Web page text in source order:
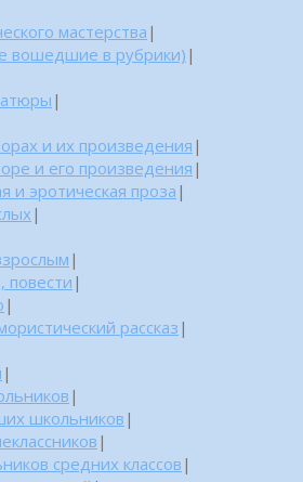
мастерства |
вошедшие в рубрики) |
|
и их произведения |
и его произведения |
и эротическая проза |
|
|
повести |
|
рассказ|
|
|
школьников |
|
средних классов |